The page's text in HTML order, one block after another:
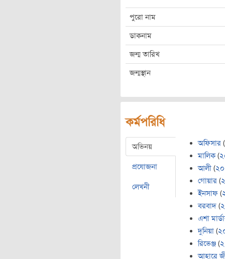
পুরো নাম
ডাকনাম
জন্ম তারিখ
জন্মস্থান
কর্মপরিধি
অভিনয়
প্রযোজনা
লেখনী
অফিসার (
মালিক(
আলী (
গোয়ার (
ইনসাফ (
বরবাদ (
এশা
দুনিয়া (
রিভেঞ্জ (
আহারে